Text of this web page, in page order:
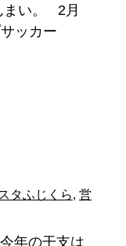
まい。 2月
プサッカー
タふじくら, 営
年の干支は